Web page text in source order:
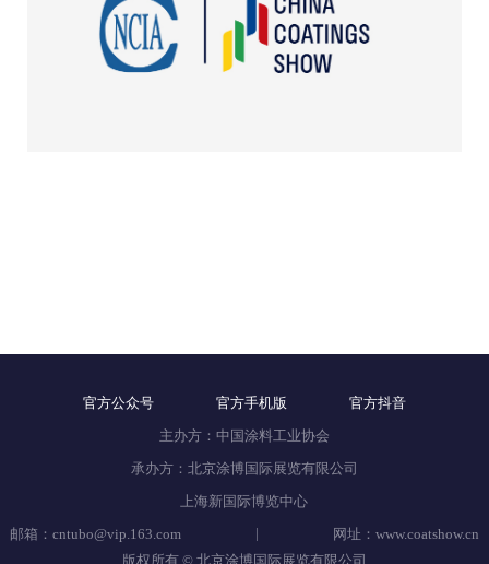
官方公众号 官方手机版
官方抖音
主办方：中国涂料工业协会
承办方：北京涂博国际展览有限公司
上海新国际博览中心
邮箱：cntubo@vip.163.com
|
网址：www.coatshow.cn
版权所有 © 北京涂博国际展览有限公司